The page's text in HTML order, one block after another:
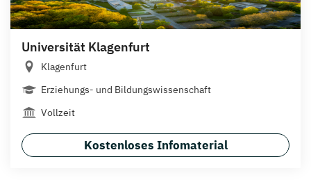
Universität Klagenfurt
Klagenfurt
Erziehungs- und Bildungswissenschaft
Vollzeit
Kostenloses Infomaterial